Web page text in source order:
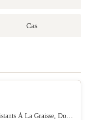
Cas
Résistantes À La Chaleur, Vente En Gros, Noël